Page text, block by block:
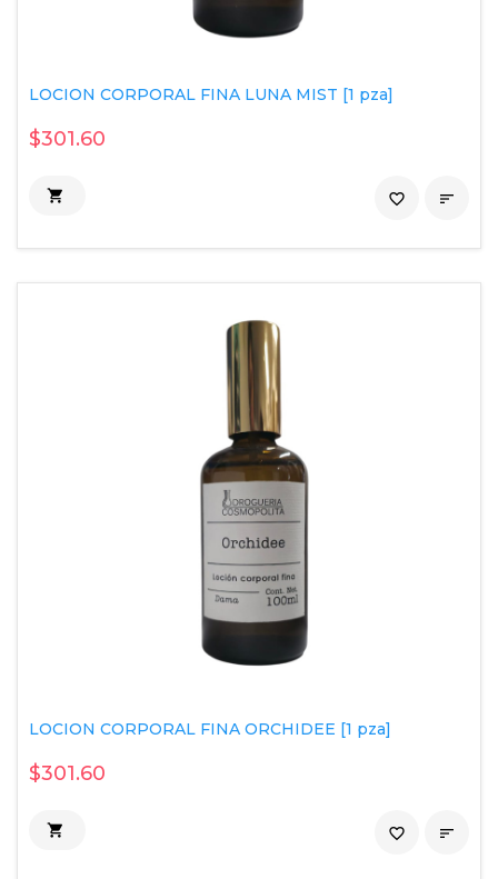
LOCION CORPORAL FINA LUNA MIST [1 pza]
$301.60
 
favorite_border
LOCION CORPORAL FINA ORCHIDEE [1 pza]
$301.60
 
favorite_border